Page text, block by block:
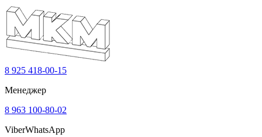
8 925 418-00-15
Менеджер
8 963 100-80-02
ViberWhatsApp